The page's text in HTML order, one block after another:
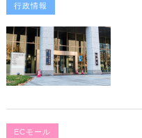
行政情報
ECモール